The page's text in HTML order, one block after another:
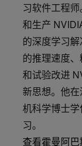
习软件工程
和生产
的深度学习
的推理速度
和试验改进
新思想。他
机科学博士
习。
查看霍曼阿